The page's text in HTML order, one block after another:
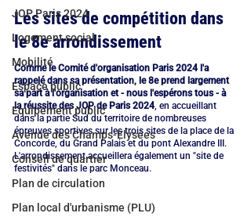
JOP Paris 2024
Logement social
Mobilité
Espace public
Equipement public
Avenue des Champs-Elysées
Conseil de quartier
Plan de circulation
Plan local d'urbanisme (PLU)
Les sites de compétition dans
le 8e arrondissement
Comme le Comité d'organisation Paris 2024 l'a
rappelé dans sa présentation, le 8e prend largement
sa part à l'organisation et - nous l'espérons tous - à
la réussite des JOP de Paris 2024 , en accueillant
dans la partie Sud du territoire de nombreuses
épreuves sportives sur les trois sites de la place de la
Concorde, du Grand Palais et du pont Alexandre III.
L'arrondissement accueillera également un "site de
festivités" dans le parc Monceau.